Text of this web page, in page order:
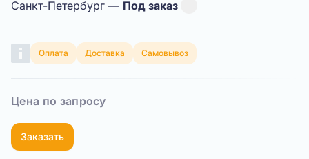
Санкт-Петербург — Под заказ
Оплата Доставка Самовывоз
Цена по запросу
Заказать